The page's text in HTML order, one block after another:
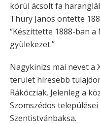
körül ácsolt fa
Thury Janos öntette
“Készíttette 1888-ban
gyülekezet.”
Nagykinizs mai nevet a
terület híresebb
Rákócziak. Jelenleg a
Szomszédos
Szentistvánbaksa.